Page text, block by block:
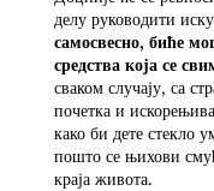
делу руководити
самосвесно, биће
средства која се
сваком случају, са
почетка и
како би дете стекло
пошто се њихови
краја живота.